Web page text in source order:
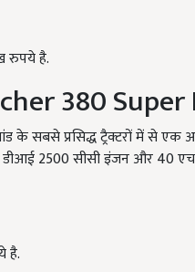
रुपये है.
380 Super
के सबसे प्रसिद्ध ट्रैक्टरों में से
2500 सीसी इंजन और 40
है.